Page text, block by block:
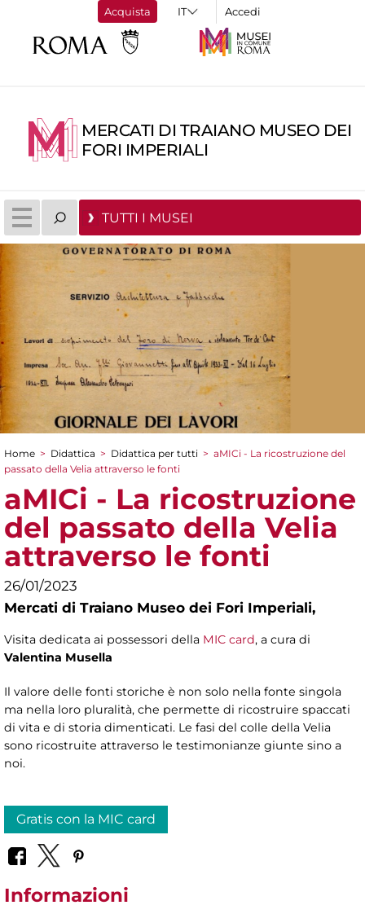
Acquista Accedi
MERCATI DI TRAIANO MUSEO DEI
FORI IMPERIALI
TUTTI I MUSEI
Tu sei qui
Home > Didattica > Didattica per tutti > aMICi - La ricostruzione del
passato della Velia attraverso le fonti
aMICi - La ricostruzione
del passato della Velia
attraverso le fonti
26/01/2023
Mercati di Traiano Museo dei Fori Imperiali,
Visita dedicata ai possessori della MIC card, a cura di
Valentina Musella
Il valore delle fonti storiche è non solo nella fonte singola
ma nella loro pluralità, che permette di ricostruire spaccati
di vita e di storia dimenticati. Le fasi del colle della Velia
sono ricostruite attraverso le testimonianze giunte sino a
noi.
Gratis con la MIC card
Informazioni